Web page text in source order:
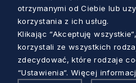
Powiat Kartuski
otrzymanymi od Ciebie lub
korzystania z ich usług.
Klikając “Akceptuję
korzystali ze wszystkich
zdecydować, które rodzaje
“Ustawienia“. Więcej